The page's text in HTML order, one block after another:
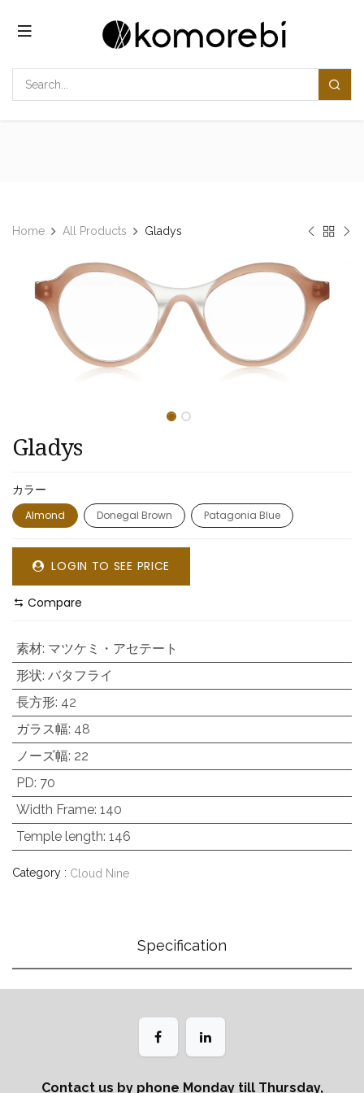
Home All Products Gladys
Gladys
カラー
Almond Donegal Brown Patagonia Blue
LOGIN TO SEE PRICE
Compare
素材: マツケミ・アセテート
形状: バタフライ
長方形: 42
ガラス幅: 48
ノーズ幅: 22
PD: 70
Width Frame: 140
Temple length: 146
Category : Cloud Nine
Specification
Contact us by phone Monday till Thursday,